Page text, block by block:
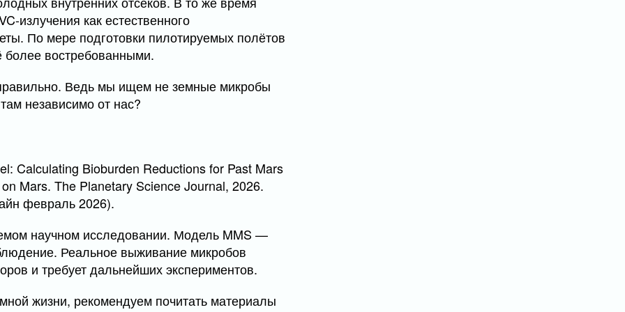
излучения как естественного
По мере подготовки пилотируемых полётов
более востребованными.
Ведь мы ищем не земные микробы
независимо от нас?
Calculating Bioburden Reductions for Past Mars
Mars. The Planetary Science Journal, 2026.
февраль 2026).
научном исследовании. Модель MMS —
Реальное выживание микробов
и требует дальнейших экспериментов.
жизни, рекомендуем почитать материалы